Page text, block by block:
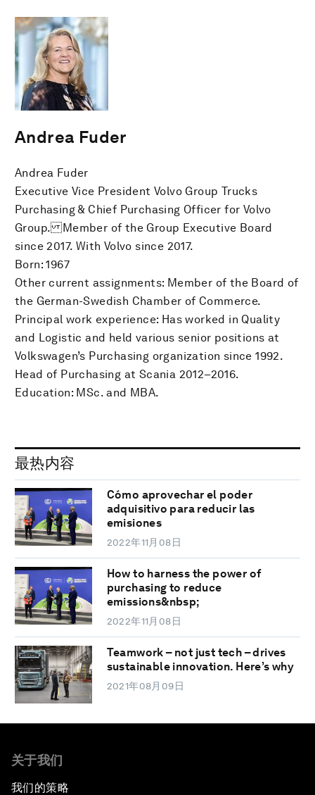
Andrea Fuder
Andrea Fuder
Executive Vice President Volvo Group Trucks
Purchasing & Chief Purchasing Officer for Volvo
Group. Member of the Group Executive Board
since 2017. With Volvo since 2017.
Born: 1967
Other current assignments: Member of the Board of
the German-Swedish Chamber of Commerce.
Principal work experience: Has worked in Quality
and Logistic and held various senior positions at
Volkswagen’s Purchasing organization since 1992.
Head of Purchasing at Scania 2012–2016.
Education: MSc. and MBA.
最热内容
Cómo aprovechar el poder
adquisitivo para reducir las
emisiones
2022年11月08日
How to harness the power of
purchasing to reduce
emissions&nbsp;
2022年11月08日
Teamwork – not just tech – drives
sustainable innovation. Here’s why
2021年08月09日
关于我们
我们的策略